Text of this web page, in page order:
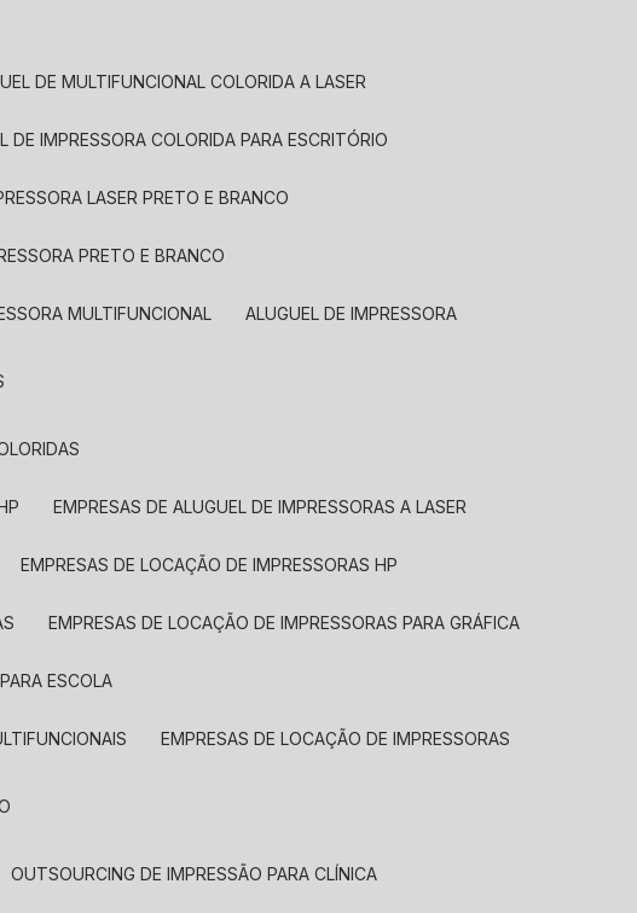
DE MULTIFUNCIONAL COLORIDA A LASER
DE IMPRESSORA COLORIDA PARA ESCRITÓRIO
LASER PRETO E BRANCO
PRETO E BRANCO
MULTIFUNCIONAL ALUGUEL DE IMPRESSORA
EMPRESAS DE ALUGUEL DE IMPRESSORAS A LASER
EMPRESAS DE LOCAÇÃO DE IMPRESSORAS HP
EMPRESAS DE LOCAÇÃO DE IMPRESSORAS PARA GRÁFICA
ESCOLA
EMPRESAS DE LOCAÇÃO DE IMPRESSORAS
OUTSOURCING DE IMPRESSÃO PARA CLÍNICA